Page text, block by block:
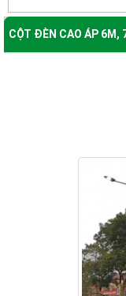
CỘT ĐÈN CAO ÁP 6M,